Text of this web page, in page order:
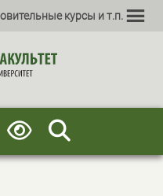
курсы и т.п.